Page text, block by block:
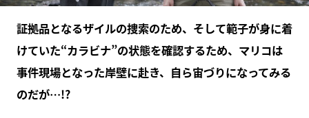
証拠品となるザイルの捜索のため、そして範子が身に着
けていた“カラビナ”の状態を確認するため、マリコは
事件現場となった岸壁に赴き、自ら宙づりになってみる
のだが…!?